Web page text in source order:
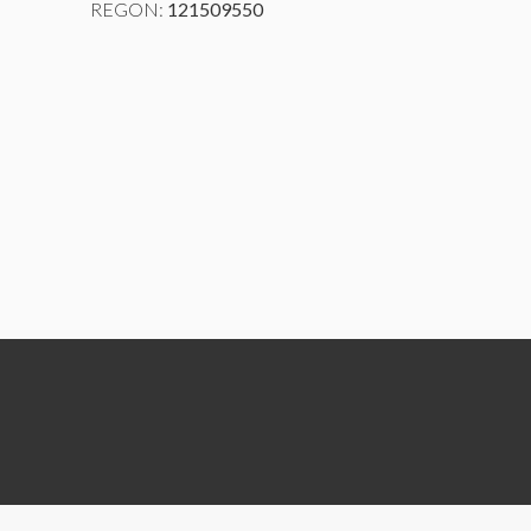
REGON: 121509550